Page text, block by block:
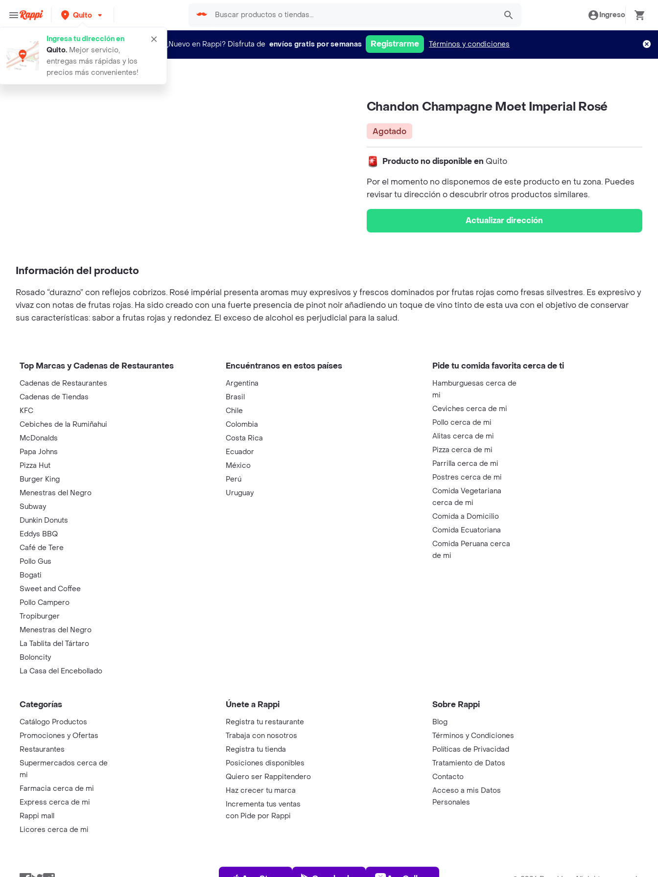
Quito
Ingresa tu dirección en
Quito. Mejor servicio,
entregas más rápidas y los
precios más convenientes!
Ingreso
¿Nuevo en Rappi? Disfruta de envíos gratis por semanas Registrarme Términos y condiciones
chandon champagne moet imperial ros
Chandon Champagne Moet Imperial Rosé
Agotado
Producto no disponible en Quito
Por el momento no disponemos de este producto en tu zona. Puedes
revisar tu dirección o descubrir otros productos similares.
Actualizar dirección
Información del producto
Rosado “durazno” con reflejos cobrizos. Rosé impérial presenta aromas muy expresivos y frescos dominados por frutas rojas como fresas silvestres. Es expresivo y
vivaz con notas de frutas rojas. Ha sido creado con una fuerte presencia de pinot noir añadiendo un toque de vino tinto de esta uva con el objetivo de conservar
sus características: sabor a frutas rojas y redondez. El exceso de alcohol es perjudicial para la salud.
Top Marcas y Cadenas de Restaurantes
Cadenas de Restaurantes
Cadenas de Tiendas
KFC
Cebiches de la Rumiñahui
McDonalds
Papa Johns
Pizza Hut
Burger King
Menestras del Negro
Subway
Dunkin Donuts
Eddys BBQ
Café de Tere
Pollo Gus
Bogati
Sweet and Coffee
Pollo Campero
Tropiburger
Menestras del Negro
La Tablita del Tártaro
Boloncity
La Casa del Encebollado
Encuéntranos en estos países
Argentina
Brasil
Chile
Colombia
Costa Rica
Ecuador
México
Perú
Uruguay
Pide tu comida favorita cerca de ti
Hamburguesas cerca de
mi
Ceviches cerca de mi
Pollo cerca de mi
Alitas cerca de mi
Pizza cerca de mi
Parrilla cerca de mi
Postres cerca de mi
Comida Vegetariana
cerca de mi
Comida a Domicilio
Comida Ecuatoriana
Comida Peruana cerca
de mi
Categorías
Catálogo Productos
Promociones y Ofertas
Restaurantes
Supermercados cerca de
mi
Farmacia cerca de mi
Express cerca de mi
Rappi mall
Licores cerca de mi
Únete a Rappi
Registra tu restaurante
Trabaja con nosotros
Registra tu tienda
Posiciones disponibles
Quiero ser Rappitendero
Haz crecer tu marca
Incrementa tus ventas
con Pide por Rappi
Sobre Rappi
Blog
Términos y Condiciones
Políticas de Privacidad
Tratamiento de Datos
Contacto
Acceso a mis Datos
Personales
App Store Play Store AppGallery